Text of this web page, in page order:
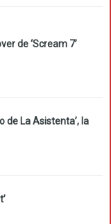
de ‘Scream 7’
de La Asistenta’, la